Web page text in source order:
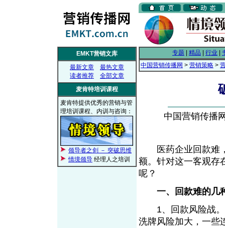
EMKT营销文库
最新文章
最热文章
读者推荐
全部文章
麦肯特培训课程
麦肯特提供优秀的营销与管
理培训课程、内训与咨询：
领导者之剑 － 突破思维
情境领导 经理人之培训
专题 精品 行业
中国营销传播网 > 营销策略 >
中国营销传播
医药企业回款难，
额。针对这一客观存
呢？
一、回款难的几
1、回款风险战。
洗牌风险加大，一些